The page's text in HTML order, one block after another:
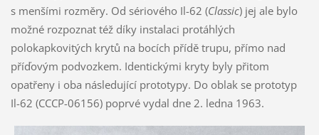
s menšími rozměry. Od sériového Il-62 (Classic) jej ale bylo
možné rozpoznat též díky instalaci protáhlých
polokapkovitých krytů na bocích přídě trupu, přímo nad
příďovým podvozkem. Identickými kryty byly přitom
opatřeny i oba následující prototypy. Do oblak se prototyp
Il-62 (CCCP-06156) poprvé vydal dne 2. ledna 1963.